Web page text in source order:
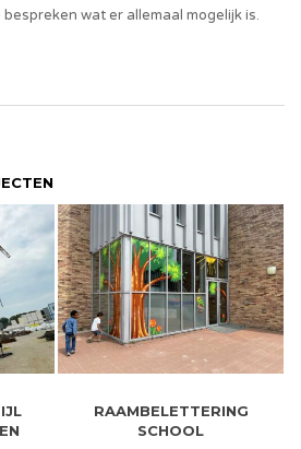
wat er allemaal mogelijk is.
RAAMBELETTERING
SCHOOL